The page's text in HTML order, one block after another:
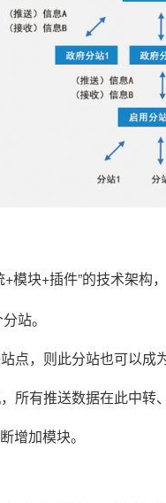
模块+插件”的技术架构
站。
点，则此分站也可以成
所有推送数据在此中转
加模块。